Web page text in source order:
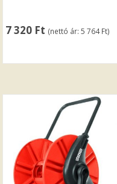
7 320 Ft (nettó ár:5 764Ft)